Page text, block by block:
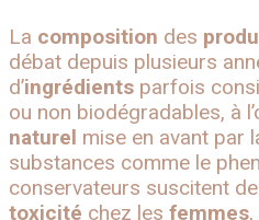
La composition des
débat depuis plusieurs
d’ingrédients parfois
ou non biodégradables, à
naturel mise en avant par
substances comme le
conservateurs suscitent
toxicité chez les femmes,